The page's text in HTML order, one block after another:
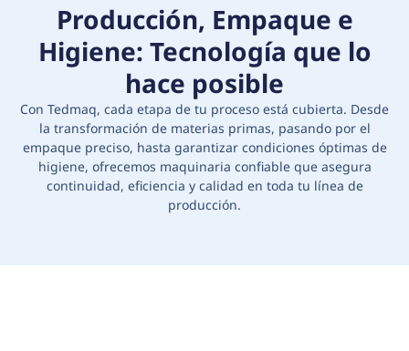
Producción, Empaque e
Higiene: Tecnología que lo
hace posible
Con Tedmaq, cada etapa de tu proceso está cubierta. Desde
la transformación de materias primas, pasando por el
empaque preciso, hasta garantizar condiciones óptimas de
higiene, ofrecemos maquinaria confiable que asegura
continuidad, eficiencia y calidad en toda tu línea de
producción.